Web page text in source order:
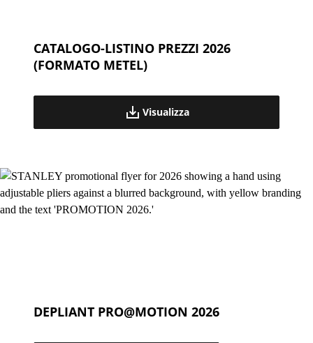
CATALOGO-LISTINO PREZZI 2026
(FORMATO METEL)
Visualizza
DEPLIANT PRO@MOTION 2026